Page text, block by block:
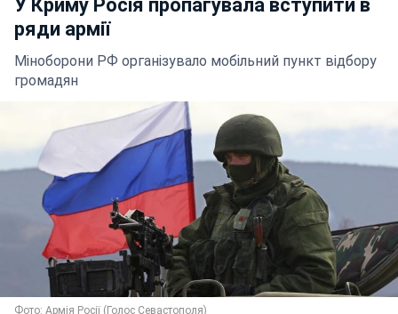
У Криму Росія пропагувала вступити в
ряди армії
Міноборони РФ організувало мобільний пункт відбору
громадян
Фото: Армія Росії (Голос Севастополя)